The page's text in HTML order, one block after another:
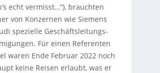
echt vermisst…“), brauchten
von Konzernen wie Siemens
spezielle Geschäftsleitungs-
Für einen Referenten
waren Ende Februar 2022 noch
keine Reisen erlaubt, was er